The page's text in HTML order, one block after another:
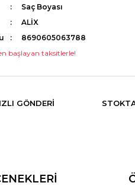
Saç Boyası
ALİX
8690605063788
başlayan taksitlerle!
GÖNDERI